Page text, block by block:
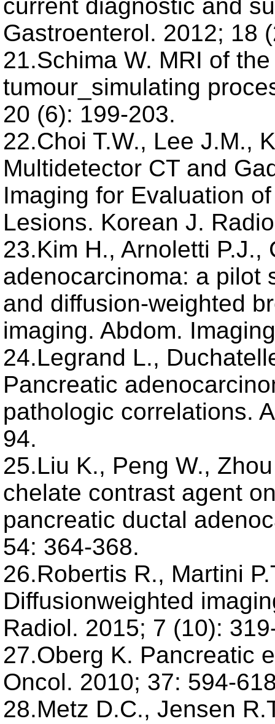
current diagnostic and
Gastroenterol. 2012; 18
21.Schima W. MRI of
tumour_simulating
20 (6): 199-203.
22.Choi T.W., Lee J.M.,
Multidetector CT and
Imaging for Evaluation
Lesions. Korean J.
23.Kim H., Arnoletti
adenocarcinoma: a pilot
and diffusion-weighted
imaging. Abdom.
24.Legrand L.,
Pancreatic
pathologic correlations.
94.
25.Liu K., Peng W.,
chelate contrast agent
pancreatic ductal
54: 364-368.
26.Robertis R., Martini
Diffusionweighted
Radiol. 2015; 7 (10):
27.Oberg K. Pancreatic
Oncol. 2010; 37: 594-
28.Metz D.C., Jensen